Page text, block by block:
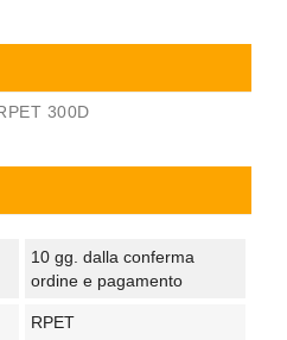
300D
10 gg. dalla conferma
ordine e pagamento
RPET